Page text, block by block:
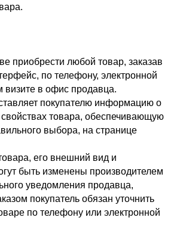
приобрести любой товар, заказав
по телефону, электронной
визите в офис продавца.
покупателю информацию о
свойствах товара, обеспечивающую
выбора, на странице
его внешний вид и
быть изменены производителем
уведомления продавца,
покупатель обязан уточнить
по телефону или электронной